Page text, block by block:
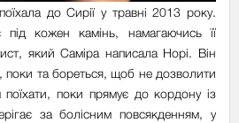
до Сирії у травні 2013 року.
під кожен камінь, намагаючись її
який Саміра написала Норі. Він
поки та бореться, щоб не дозволити
поки прямує до кордону із
за болісним повсякденням, у